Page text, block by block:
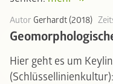
Autor Gerhardt (2018)
Hier geht es um